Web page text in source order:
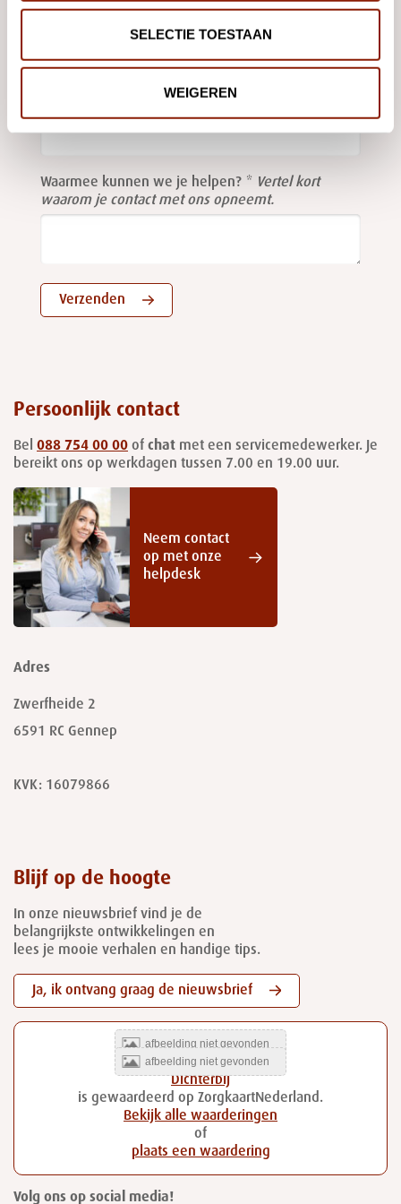
SELECTIE TOESTAAN
WEIGEREN
Stuur ons eene-mail of gebruik onderstaand formulier, dan
nemen we contact met je op.
Waarmee kunnen we je helpen?
Vertel kort
waarom je contact met ons opneemt.
Verzenden
Persoonlijk contact
Bel 088 754 00 00 of chat met een servicemedewerker. Je
bereikt ons op werkdagen tussen 7.00 en 19.00 uur.
Neem contact
op met onze
helpdesk
Adres
Zwerfheide 2
6591 RC Gennep
KVK: 16079866
Blijf op de hoogte
In onze nieuwsbrief vind je de
belangrijkste ontwikkelingen en
lees je mooie verhalen en handige tips.
Ja, ik ontvang graag de nieuwsbrief
Dichterbij
is gewaardeerd op ZorgkaartNederland.
Bekijk alle waarderingen
of
plaats een waardering
Volg ons op social media!